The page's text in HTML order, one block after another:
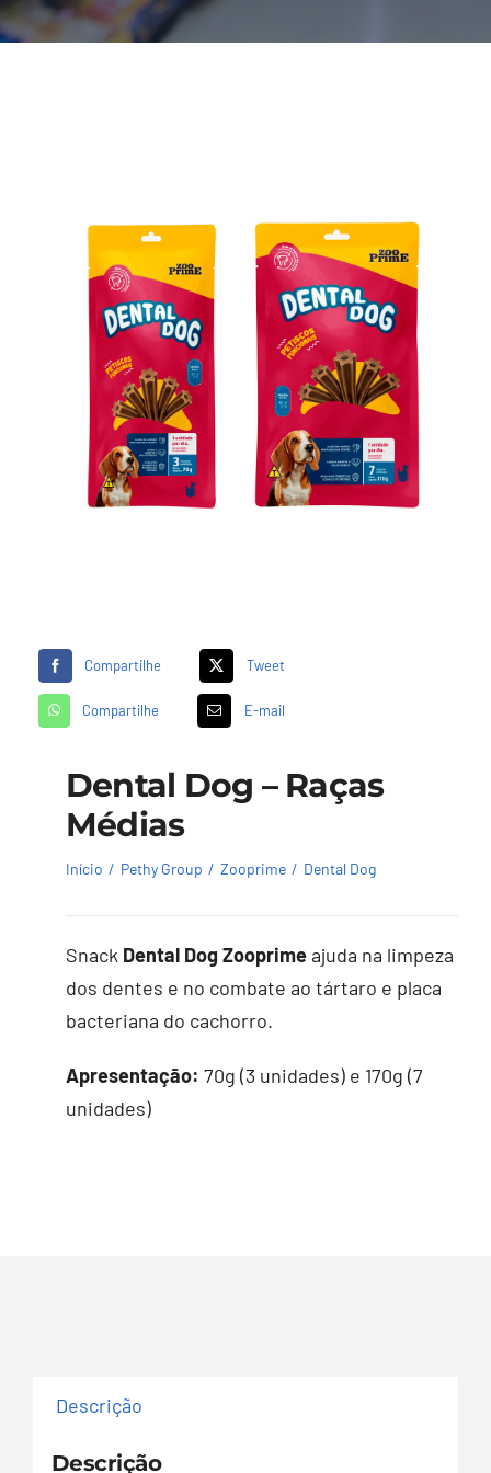
Compartilhe Tweet
Compartilhe E-mail
Dental Dog – Raças
Médias
Início Pethy Group Zooprime Dental Dog
Snack Dental DogZooprimeajuda na limpeza
dos dentes e no combate ao tártaro e placa
bacteriana do cachorro.
Apresentação: 70g (3 unidades) e 170g (7
unidades)
Descrição
Descrição